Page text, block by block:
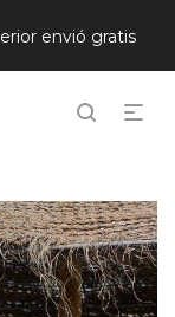
envió gratis